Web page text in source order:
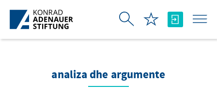
Skip to Main Content
analiza dhe argumente